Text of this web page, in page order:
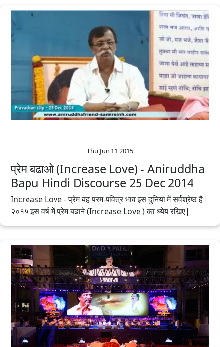
Thu Jun 11 2015
प्रेम बढाओ (Increase Love) - Aniruddha
Bapu‬ Hindi‬ Discourse 25 Dec 2014
Increase Love - प्रेम यह परम-पवित्र भाव इस दुनिया में सर्वश्रेष्ठ है।
२०१५ इस वर्ष में प्रेम बढाने (Increase Love ) का ध्येय रखिए|